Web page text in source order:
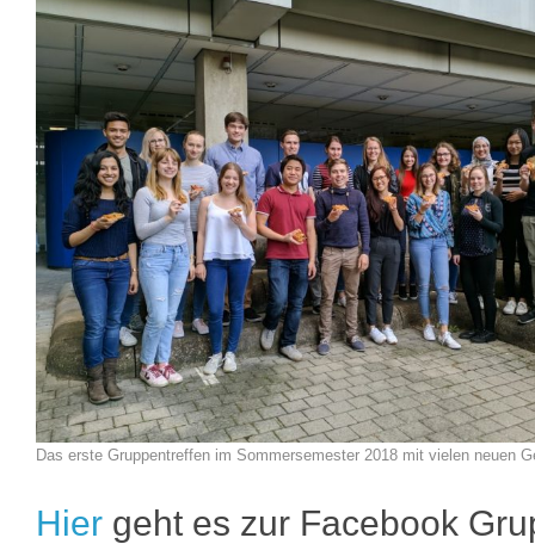
Das erste Gruppentreffen im Sommersemester 2018 mit vielen neuen
Hier geht es zur Facebook